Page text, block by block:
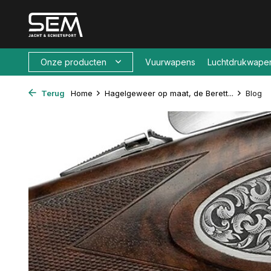
Onze producten Vuurwapens
Terug Home Hagelgeweer op maat, de Berett... Blog